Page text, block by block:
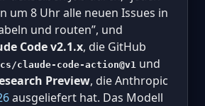
um 8 Uhr alle neuen Issues in
und routen”, und
Code v2.1.x, die GitHub
claude-code-action@v1 und
Preview, die Anthropic
ausgeliefert hat. Das Modell